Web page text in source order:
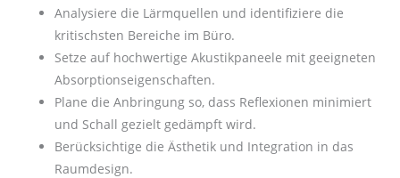
Analysiere die Lärmquellen und identifiziere die
kritischsten Bereiche im Büro.
Setze auf hochwertige Akustikpaneele mit geeigneten
Absorptionseigenschaften.
Plane die Anbringung so, dass Reflexionen minimiert
und Schall gezielt gedämpft wird.
Berücksichtige die Ästhetik und Integration in das
Raumdesign.